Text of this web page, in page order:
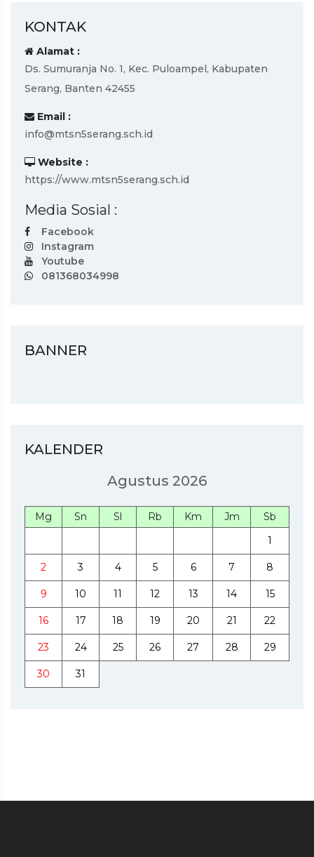
KONTAK
Alamat :
Ds. Sumuranja No. 1, Kec. Puloampel, Kabupaten
Serang, Banten 42455
Email :
info@mtsn5serang.sch.id
Website :
https://www.mtsn5serang.sch.id
Media Sosial :
Facebook
Instagram
Youtube
081368034998
BANNER
KALENDER
Agustus 2026
Mg Sn Sl Rb Km Jm
Sb
1
2 3 4 5 6 7 8
9 10 11 12 13 14 15
16 17 18 19 20 21 22
23 24 25 26 27 28 29
30 31